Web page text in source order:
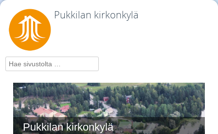
Pukkilan kirkonkylä
Hae
Pukkilan kirkonkylä